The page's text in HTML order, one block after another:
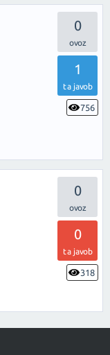
0
1
ta javob
756
0
0
ta javob
318